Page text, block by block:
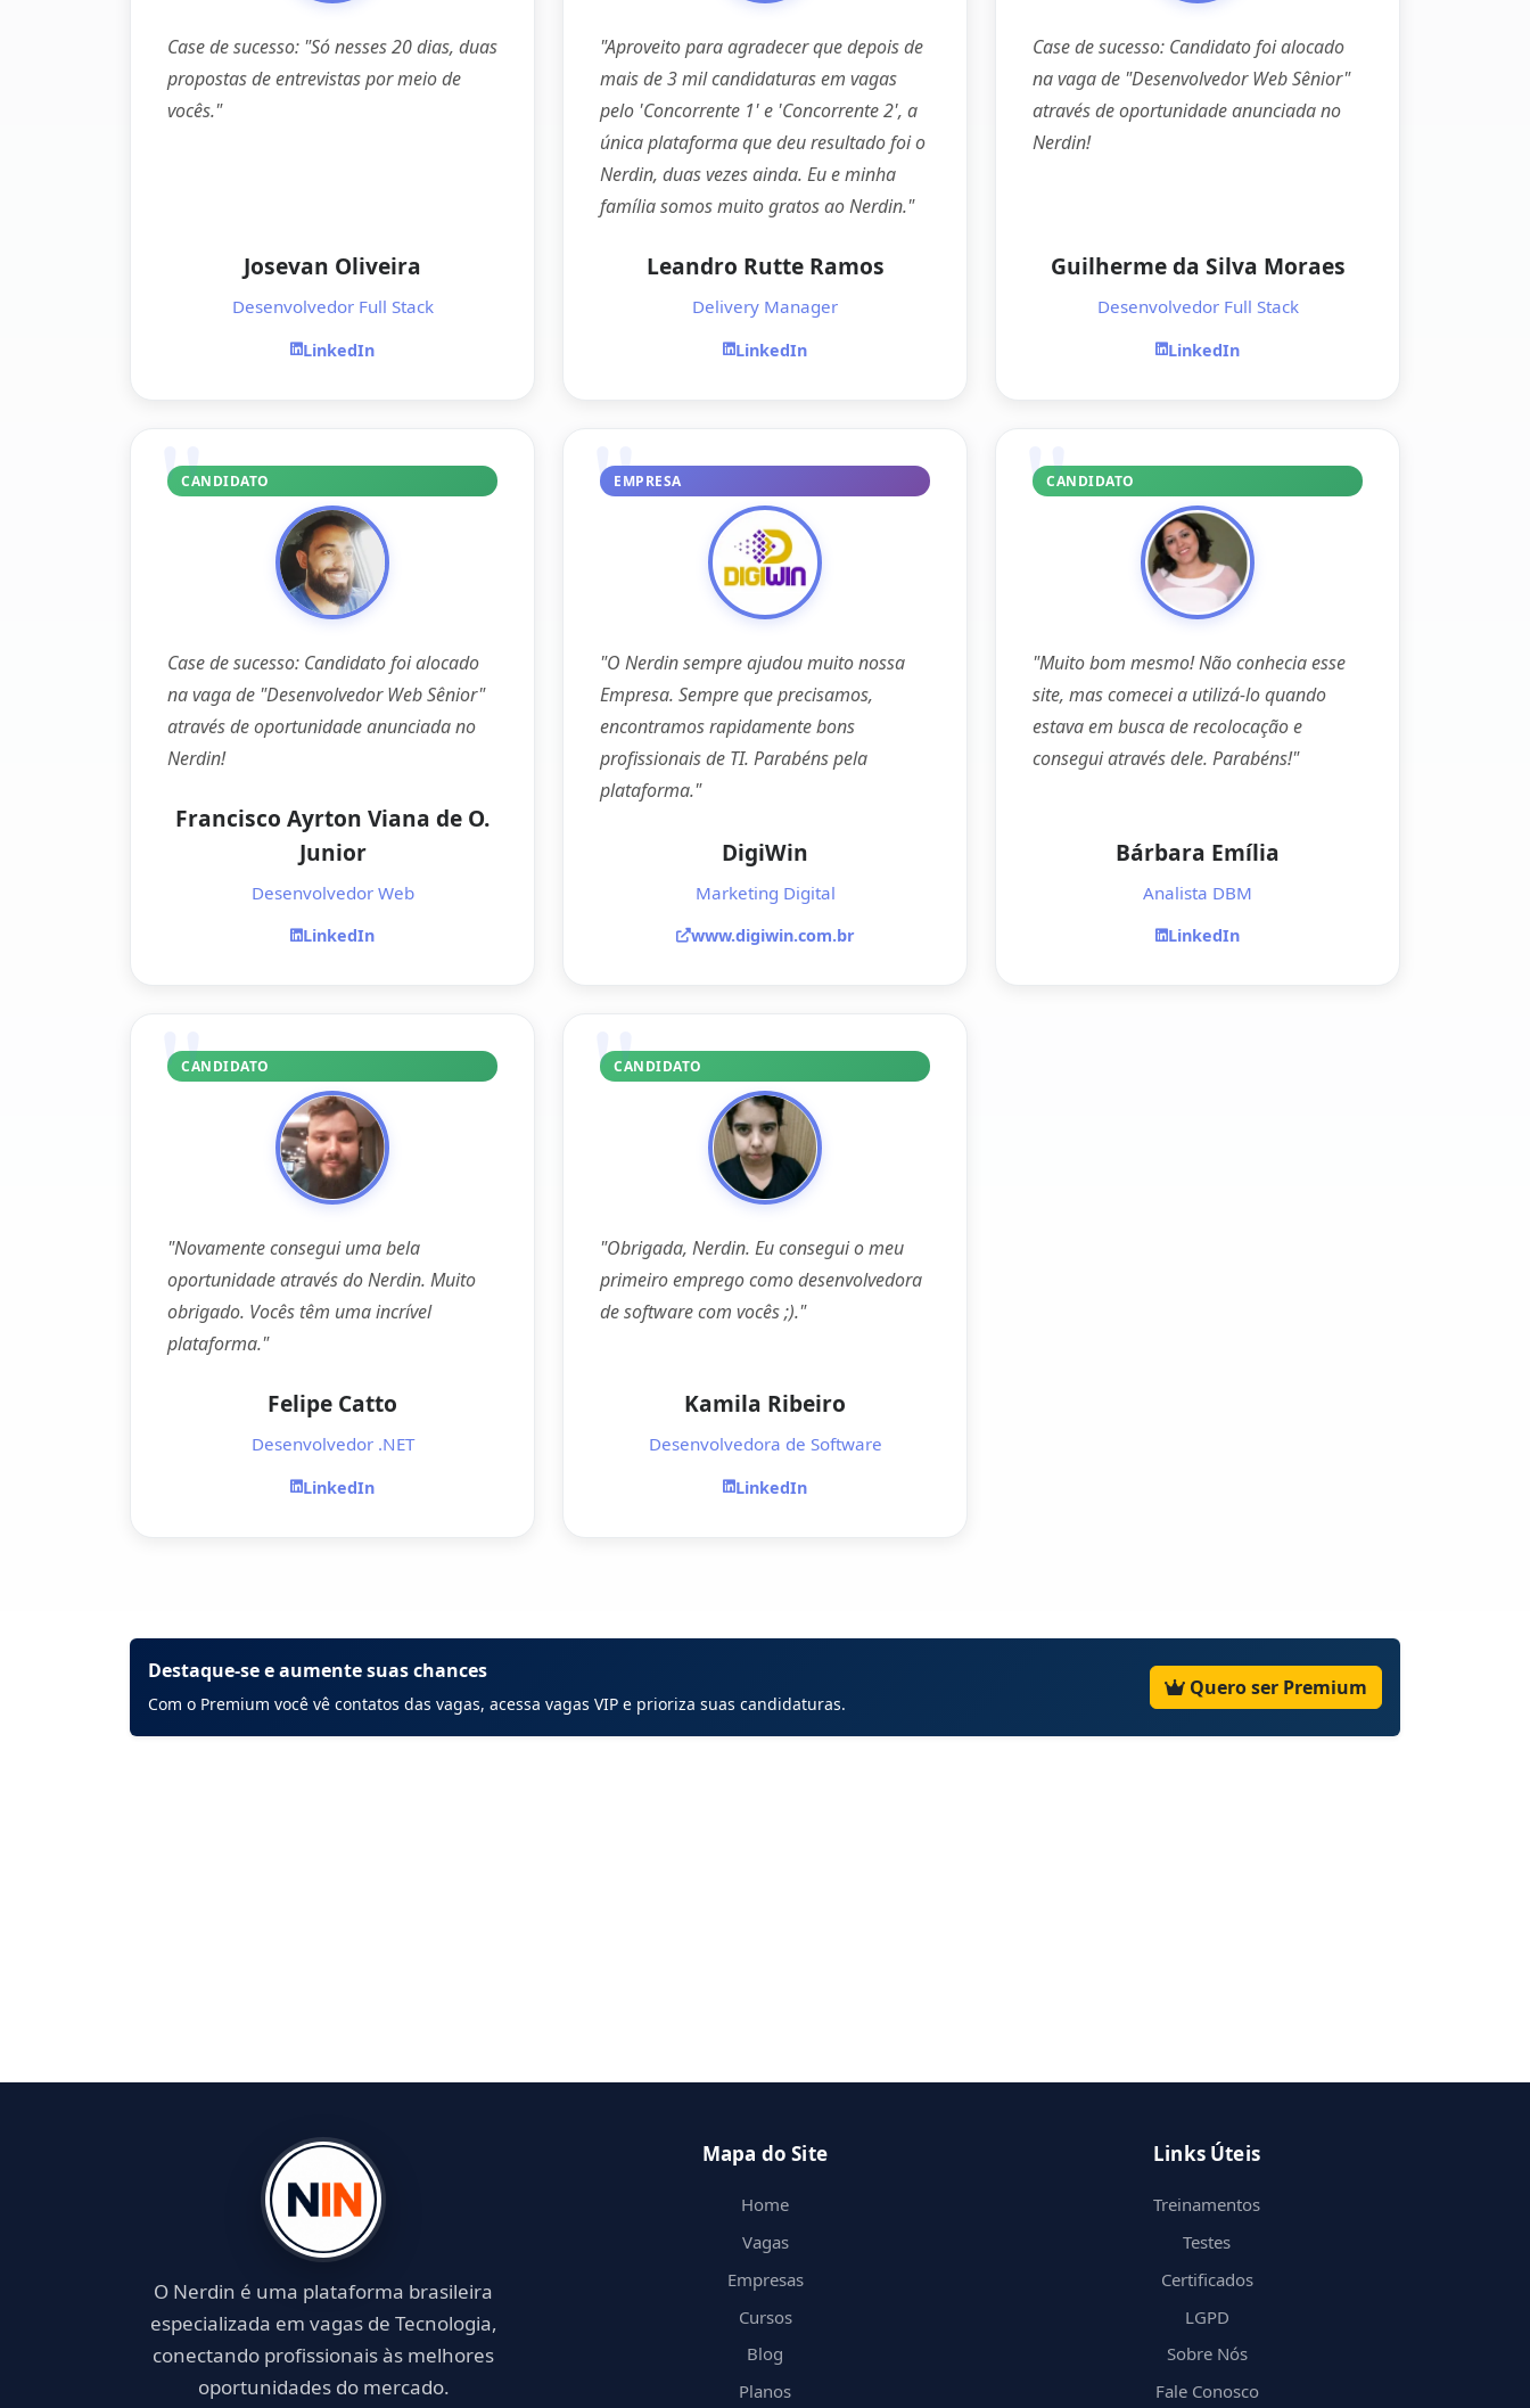
Case de sucesso: "Só nesses 20 dias, duas
propostas de entrevistas por meio de
vocês."
Josevan Oliveira
Desenvolvedor Full Stack
LinkedIn
"Aproveito para agradecer que depois de
mais de 3 mil candidaturas em vagas
pelo 'Concorrente 1' e 'Concorrente 2', a
única plataforma que deu resultado foi o
Nerdin, duas vezes ainda. Eu e minha
família somos muito gratos ao Nerdin."
Leandro Rutte Ramos
Delivery Manager
LinkedIn
Case de sucesso: Candidato foi alocado
na vaga de "Desenvolvedor Web Sênior"
através de oportunidade anunciada no
Nerdin!
Guilherme da Silva Moraes
Desenvolvedor Full Stack
LinkedIn
CANDIDATO
Case de sucesso: Candidato foi alocado
na vaga de "Desenvolvedor Web Sênior"
através de oportunidade anunciada no
Nerdin!
Francisco Ayrton Viana de O.
Junior
Desenvolvedor Web
LinkedIn
EMPRESA
"O Nerdin sempre ajudou muito nossa
Empresa. Sempre que precisamos,
encontramos rapidamente bons
profissionais de TI. Parabéns pela
plataforma."
DigiWin
Marketing Digital
www.digiwin.com.br
CANDIDATO
"Muito bom mesmo! Não conhecia esse
site, mas comecei a utilizá-lo quando
estava em busca de recolocação e
consegui através dele. Parabéns!"
Bárbara Emília
Analista DBM
LinkedIn
CANDIDATO
"Novamente consegui uma bela
oportunidade através do Nerdin. Muito
obrigado. Vocês têm uma incrível
plataforma."
Felipe Catto
Desenvolvedor .NET
LinkedIn
CANDIDATO
"Obrigada, Nerdin. Eu consegui o meu
primeiro emprego como desenvolvedora
de software com vocês ;)."
Kamila Ribeiro
Desenvolvedora de Software
LinkedIn
Destaque-se e aumente suas chances
Com o Premium você vê contatos das vagas, acessa vagas VIP e prioriza suas candidaturas.
Quero ser Premium
O Nerdin é uma plataforma brasileira
especializada em vagas de Tecnologia,
conectando profissionais às melhores
oportunidades do mercado.
Mapa do Site
Home
Vagas
Empresas
Cursos
Blog
Planos
Links Úteis
Treinamentos
Testes
Certificados
LGPD
Sobre Nós
Fale Conosco